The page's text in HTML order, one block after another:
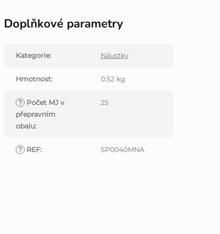
Doplňkové parametry
Kategorie: Náustky
Hmotnost: 0.52 kg
? Počet MJ v
přepravním
obalu:
25
? REF: SP0040MNA